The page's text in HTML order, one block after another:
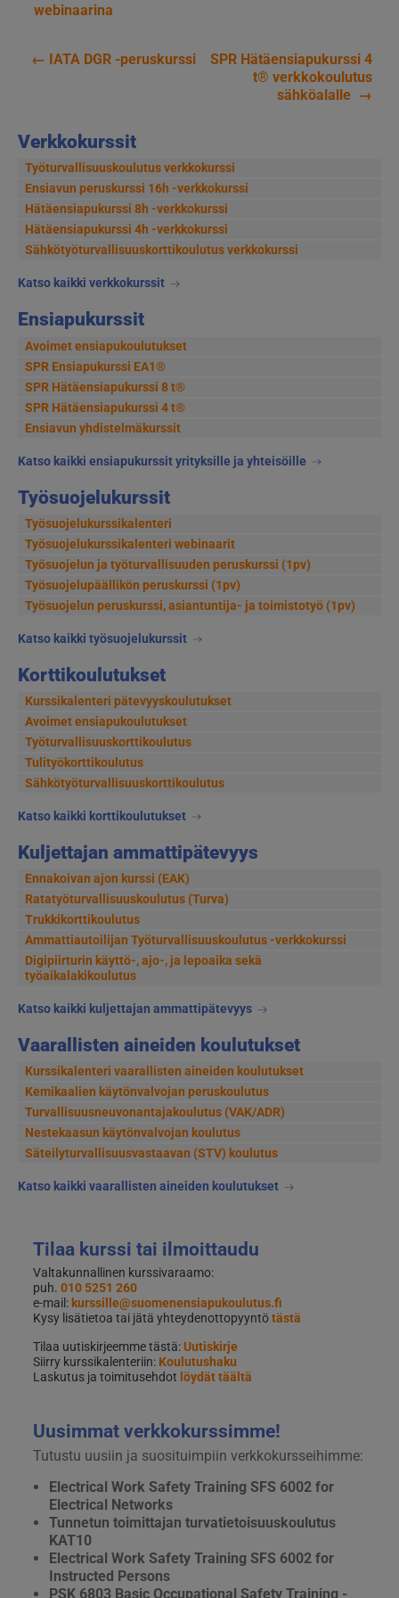
Verkkokurssit
Työturvallisuuskoulutus verkkokurssi
Ensiavun peruskurssi 16h -verkkokurssi
Hätäensiapukurssi 8h -verkkokurssi
Hätäensiapukurssi 4h -verkkokurssi
Sähkötyöturvallisuus­korttikoulutus verkkokurssi
Katso kaikki verkkokurssit
Ensiapukurssit
Avoimet ensiapukoulutukset
SPR Ensiapukurssi EA1®
SPR Hätäensiapukurssi 8 t®
SPR Hätäensiapukurssi 4 t®
Ensiavun yhdistelmäkurssit
Katso kaikki ensiapukurssit yrityksille ja yhteisöille
Työsuojelukurssit
Työsuojelukurssikalenteri
Työsuojelukurssikalenteri webinaarit
Työsuojelun ja työturvallisuuden peruskurssi (1pv)
Työsuojelupäällikön peruskurssi (1pv)
Työsuojelun peruskurssi, asiantuntija- ja toimistotyö (1pv)
Katso kaikki työsuojelukurssit
Korttikoulutukset
Kurssikalenteri pätevyyskoulutukset
Avoimet ensiapukoulutukset
Työturvallisuuskorttikoulutus
Tulityökorttikoulutus
Sähkötyöturvallisuuskorttikoulutus
Katso kaikki korttikoulutukset
Kuljettajan ammattipätevyys
Ennakoivan ajon kurssi (EAK)
Ratatyöturvallisuuskoulutus (Turva)
Trukkikorttikoulutus
Ammattiautoilijan Työturvallisuuskoulutus -verkkokurssi
Digipiirturin käyttö-, ajo-, ja lepoaika sekä
työaikalakikoulutus
Katso kaikki kuljettajan ammattipätevyys
Vaarallisten aineiden koulutukset
Kurssikalenteri vaarallisten aineiden koulutukset
Kemikaalien käytönvalvojan peruskoulutus
Turvallisuusneuvonantajakoulutus (VAK/ADR)
Nestekaasun käytönvalvojan koulutus
Säteilyturvallisuusvastaavan (STV) koulutus
Katso kaikki vaarallisten aineiden koulutukset
webinaarina
← IATA DGR -peruskurssi
SPR Hätäensiapukurssi 4
t® verkkokoulutus
sähköalalle →
Tilaa kurssi tai ilmoittaudu
Valtakunnallinen kurssivaraamo:
puh. 010 5251 260
e-mail: kurssille@suomenensiapukoulutus.fi
Kysy lisätietoa tai jätä yhteydenottopyyntötästä
Tilaa uutiskirjeemme tästä:Uutiskirje
Siirry kurssikalenteriin: Koulutushaku
Laskutus ja toimitusehdot löydät täältä
Uusimmat verkkokurssimme!
Tutustu uusiin ja suosituimpiin verkkokursseihimme:
Electrical Work Safety Training SFS 6002 for
Electrical Networks
Tunnetun toimittajan turvatietoisuuskoulutus
KAT10
Electrical Work Safety Training SFS 6002 for
Instructed Persons
PSK 6803 Basic Occupational Safety Training -